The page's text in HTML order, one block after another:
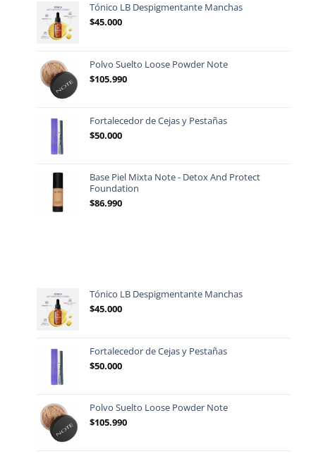
Tónico LB Despigmentante Manchas
$45.000
Polvo Suelto Loose Powder Note
$105.990
Fortalecedor de Cejas y Pestañas
$50.000
Base Piel Mixta Note - Detox And Protect
Foundation
$86.990
Tónico LB Despigmentante Manchas
$45.000
Fortalecedor de Cejas y Pestañas
$50.000
Polvo Suelto Loose Powder Note
$105.990